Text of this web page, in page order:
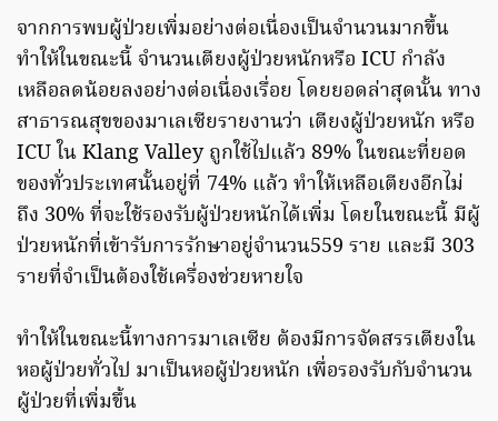
จากการพบผู้ป่วยเพิ่มอย่างต่อเนื่องเป็นจำนวนมากขึ้น
ทำให้ในขณะนี้ จำนวนเตียงผู้ป่วยหนักหรือ ICU กำลัง
เหลือลดน้อยลงอย่างต่อเนื่องเรื่อย โดยยอดล่าสุดนั้น ทาง
สาธารณสุขของมาเลเซียรายงานว่า เตียงผู้ป่วยหนัก หรือ
ICU ใน Klang Valley ถูกใช้ไปแล้ว 89% ในขณะที่ยอด
ของทั่วประเทศนั้นอยู่ที่ 74% แล้ว ทำให้เหลือเตียงอีกไม่
ถึง 30% ที่จะใช้รองรับผู้ป่วยหนักได้เพิ่ม โดยในขณะนี้ มีผู้
ป่วยหนักที่เข้ารับการรักษาอยู่จำนวน559 ราย และมี 303
รายที่จำเป็นต้องใช้เครื่องช่วยหายใจ
ทำให้ในขณะนี้ทางการมาเลเซีย ต้องมีการจัดสรรเตียงใน
หอผู้ป่วยทั่วไป มาเป็นหอผู้ป่วยหนัก เพื่อรองรับกับจำนวน
ผู้ป่วยที่เพิ่มขึ้น